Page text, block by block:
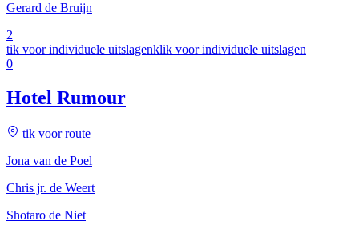
Gerard de Bruijn
2
tik voor individuele uitslagenklik voor individuele uitslagen
0
Hotel Rumour
tik voor route
Jona van de Poel
Chris jr. de Weert
Shotaro de Niet